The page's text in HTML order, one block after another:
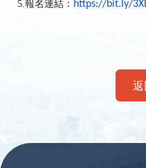
5.報名連結： https://bit.ly/